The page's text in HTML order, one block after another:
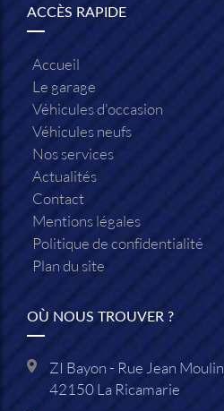
ACCÈS RAPIDE
Accueil
Le garage
Véhicules d'occasion
Véhicules neufs
Nos services
Actualités
Contact
Mentions légales
Politique de confidentialité
Plan du site
OÙ NOUS TROUVER ?
ZI Bayon - Rue Jean Moulin
42150La Ricamarie